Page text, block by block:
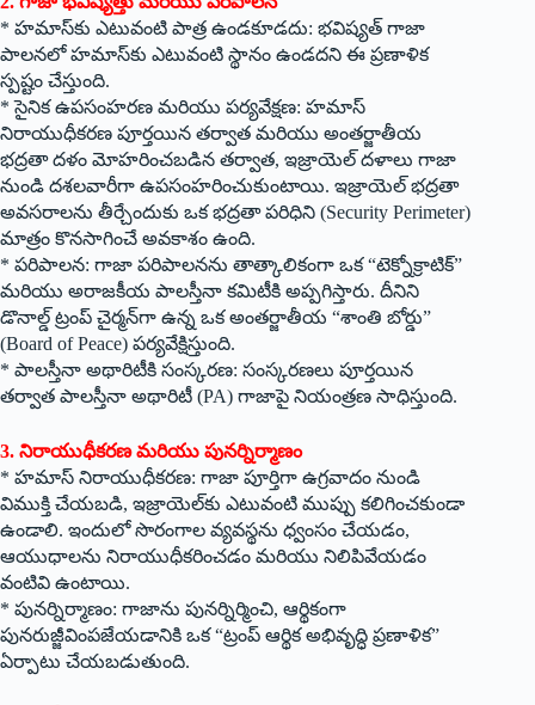
* హమాస్‌కు ఎటువంటి పాత్ర ఉండకూడదు: భవిష్యత్ గాజా
పాలనలో హమాస్‌కు ఎటువంటి స్థానం ఉండదని ఈ ప్రణాళిక
స్పష్టం చేస్తుంది.
* సైనిక ఉపసంహరణ మరియు పర్యవేక్షణ: హమాస్
నిరాయుధీకరణ పూర్తయిన తర్వాత మరియు అంతర్జాతీయ
భద్రతా దళం మోహరించబడిన తర్వాత, ఇజ్రాయెల్ దళాలు గాజా
నుండి దశలవారీగా ఉపసంహరించుకుంటాయి. ఇజ్రాయెల్ భద్రతా
అవసరాలను తీర్చేందుకు ఒక భద్రతా పరిధిని (Security Perimeter)
మాత్రం కొనసాగించే అవకాశం ఉంది.
* పరిపాలన: గాజా పరిపాలనను తాత్కాలికంగా ఒక “టెక్నోక్రాటిక్”
మరియు అరాజకీయ పాలస్తీనా కమిటీకి అప్పగిస్తారు. దీనిని
డొనాల్డ్ ట్రంప్ చైర్మన్‌గా ఉన్న ఒక అంతర్జాతీయ “శాంతి బోర్డు”
(Board of Peace) పర్యవేక్షిస్తుంది.
* పాలస్తీనా అథారిటీకి సంస్కరణ: సంస్కరణలు పూర్తయిన
తర్వాత పాలస్తీనా అథారిటీ (PA) గాజాపై నియంత్రణ సాధిస్తుంది.
3. నిరాయుధీకరణ మరియు పునర్నిర్మాణం
* హమాస్ నిరాయుధీకరణ: గాజా పూర్తిగా ఉగ్రవాదం నుండి
విముక్తి చేయబడి, ఇజ్రాయెల్‌కు ఎటువంటి ముప్పు కలిగించకుండా
ఉండాలి. ఇందులో సొరంగాల వ్యవస్థను ధ్వంసం చేయడం,
ఆయుధాలను నిరాయుధీకరించడం మరియు నిలిపివేయడం
వంటివి ఉంటాయి.
* పునర్నిర్మాణం: గాజాను పునర్నిర్మించి, ఆర్థికంగా
పునరుజ్జీవింపజేయడానికి ఒక “ట్రంప్ ఆర్థిక అభివృద్ధి ప్రణాళిక”
ఏర్పాటు చేయబడుతుంది.